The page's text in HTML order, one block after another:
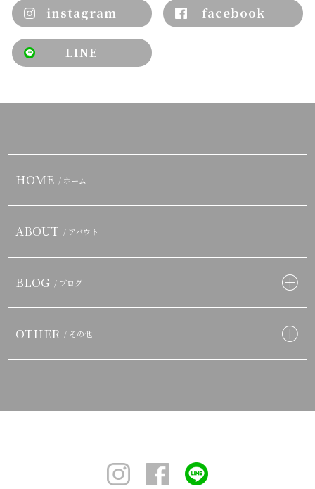
instagram facebook
LINE
HOME / ホーム
ABOUT / アバウト
BLOG / ブログ
OTHER / その他